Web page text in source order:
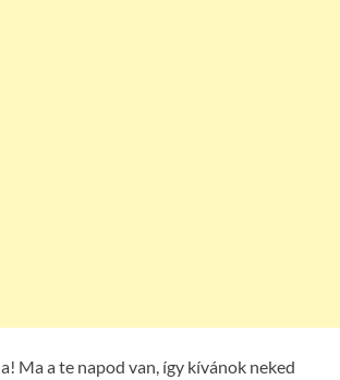
Ma a te napod van, így kívánok neked